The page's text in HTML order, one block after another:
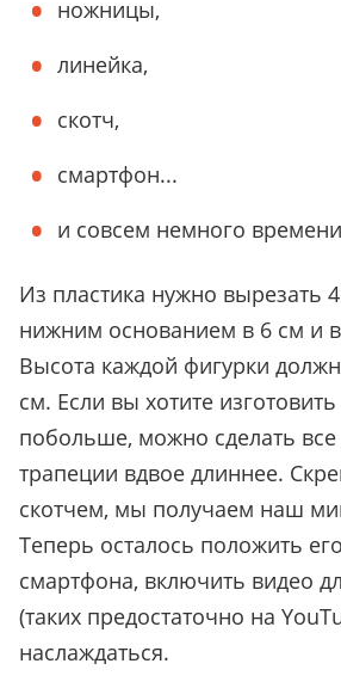
ножницы,
линейка,
скотч,
смартфон...
и совсем немного
Из пластика нужно вырезать
нижним основанием в 6 см и
Высота каждой фигурки
см. Если вы хотите
побольше, можно сделать
трапеции вдвое длиннее.
скотчем, мы получаем наш
Теперь осталось положить
смартфона, включить видео
(таких предостаточно на
наслаждаться.